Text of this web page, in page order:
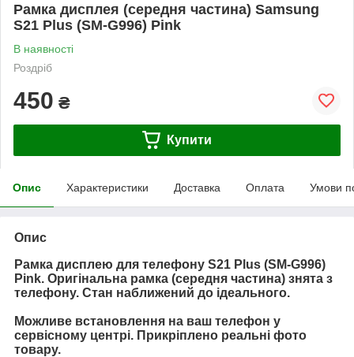
Рамка дисплея (середня частина) Samsung
S21 Plus (SM-G996) Pink
В наявності
Роздріб
450 ₴
Купити
Опис Характеристики Доставка Оплата Умови
Опис
Рамка дисплею для телефону S21 Plus (SM-G996)
Pink. Оригінальна рамка (середня частина) знята з
телефону. Стан наближений до ідеального.
Можливе встановлення на ваш телефон у
сервісному центрі. Прикріплено реальні фото
товару.